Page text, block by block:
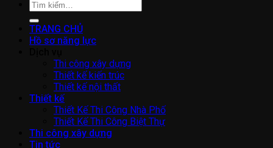
Tìm
TRANG CHỦ
Hồ sơ năng lực
Thi công xây dựng
Thiết kế kiến trúc
Thiết kế nội thất
Thiết kế
Thiết Kế Thi Công Nhà Phố
Thiết Kế Thi Công Biệt Thự
Thi công xây dựng
Tin tức